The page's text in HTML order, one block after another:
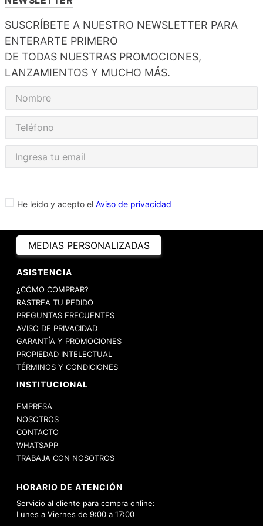
SUSCRÍBETE A NUESTRO NEWSLETTER PARA
ENTERARTE PRIMERO
DE TODAS NUESTRAS PROMOCIONES,
LANZAMIENTOS Y MUCHO MÁS.
He leído y acepto el Aviso de privacidad
MEDIAS PERSONALIZADAS
ASISTENCIA
¿CÓMO COMPRAR?
RASTREA TU PEDIDO
PREGUNTAS FRECUENTES
AVISO DE PRIVACIDAD
GARANTÍA Y PROMOCIONES
PROPIEDAD INTELECTUAL
TÉRMINOS Y CONDICIONES
INSTITUCIONAL
EMPRESA
NOSOTROS
CONTACTO
WHATSAPP
TRABAJA CON NOSOTROS
HORARIO DE ATENCIÓN
Servicio al cliente para compra online:
Lunes a Viernes de 9:00 a 17:00